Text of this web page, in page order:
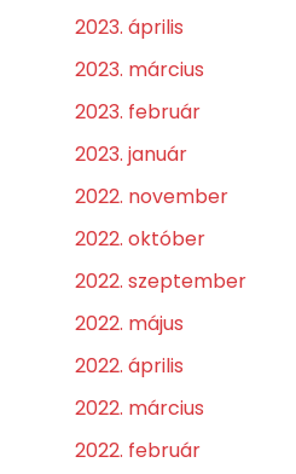
2023. április
2023. március
2023. február
2023. január
2022. november
2022. október
2022. szeptember
2022. május
2022. április
2022. március
2022. február